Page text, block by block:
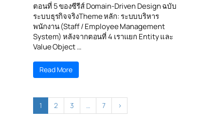
ตอนที่ 5 ของซีรีส์ Domain-Driven Design ฉบับ
ระบบธุรกิจจริงTheme หลัก: ระบบบริหาร
พนักงาน (Staff / Employee Management
System) หลังจากตอนที่ 4 เราแยก Entity และ
Value Object …
Read More
1 2 3 7 ›